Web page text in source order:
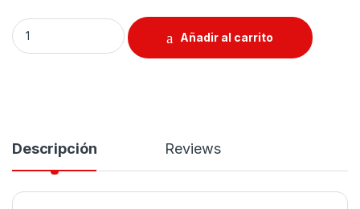
Disco Para Limar 4.5"#100 quantity
Añadir al carrito
Descripción Reviews